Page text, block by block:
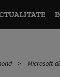
Microsoft